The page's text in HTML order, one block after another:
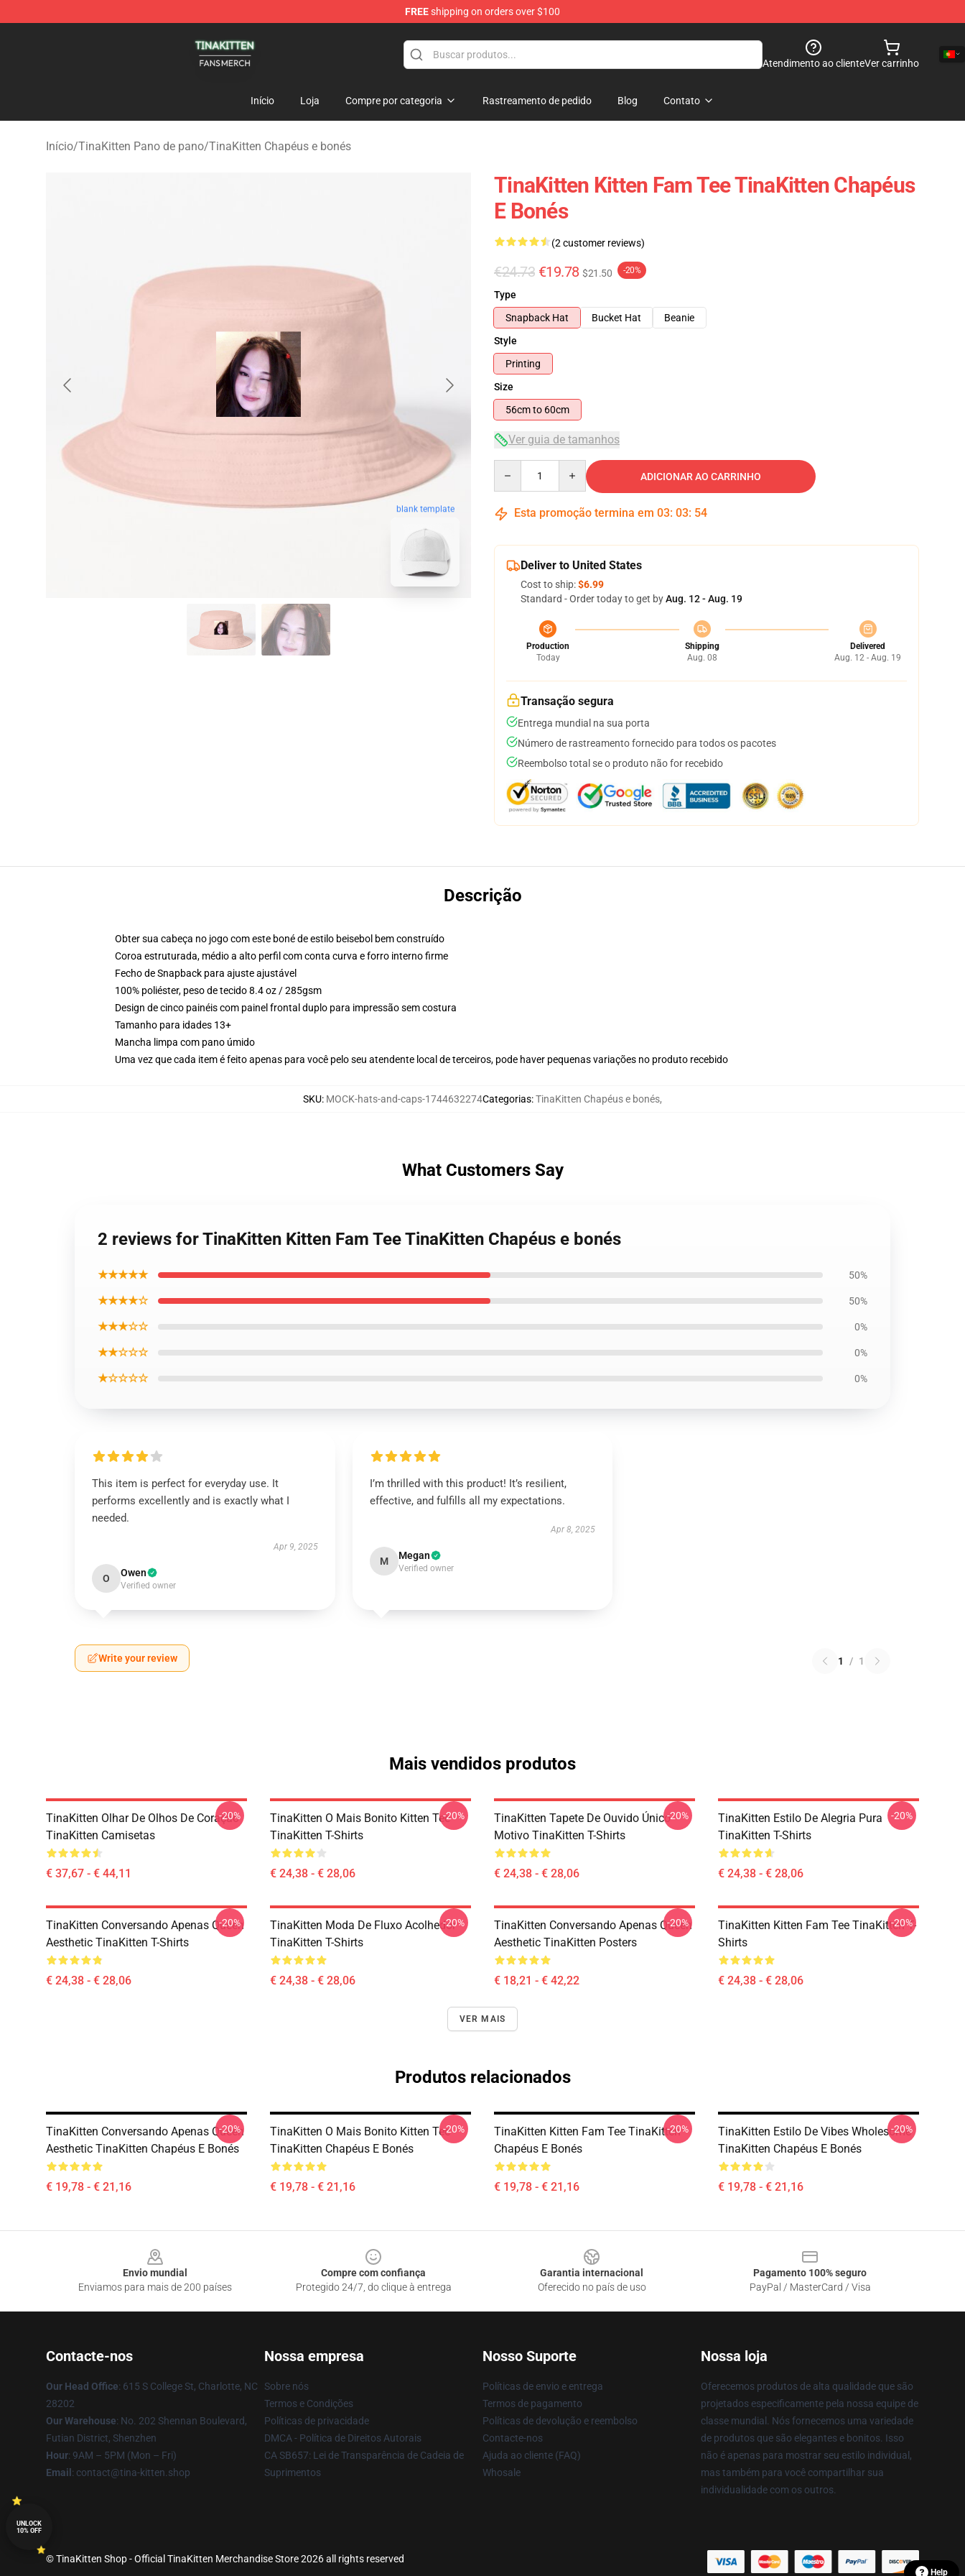
FREEshipping on orders over $100
Atendimento ao clienteVer carrinho
Início Loja Compre por categoria Rastreamento de pedido Blog Contato
Início/TinaKitten Pano de pano/TinaKitten Chapéus e bonés
blank template
TinaKitten Kitten Fam Tee TinaKitten Chapéus
E Bonés
(2 customer reviews)
€24.73 €19.78 $21.50 -20%
Type
Snapback Hat
Bucket Hat
Beanie
Style
Printing
Size
56cm to 60cm
Ver guia de tamanhos
ADICIONAR AO CARRINHO
Esta promoção termina em 03: 03: 53
Deliver to United States
Cost to ship:$6.99
Standard - Order today to get byAug. 12 - Aug. 19
Production
Today
Shipping
Aug. 08
Delivered
Aug. 12 - Aug. 19
Transação segura
Entrega mundial na sua porta
Número de rastreamento fornecido para todos os pacotes
Reembolso total se o produto não for recebido
Descrição
Obter sua cabeça no jogo com este boné de estilo beisebol bem construído
Coroa estruturada, médio a alto perfil com conta curva e forro interno firme
Fecho de Snapback para ajuste ajustável
100% poliéster, peso de tecido 8.4 oz / 285gsm
Design de cinco painéis com painel frontal duplo para impressão sem costura
Tamanho para idades 13+
Mancha limpa com pano úmido
Uma vez que cada item é feito apenas para você pelo seu atendente local de terceiros, pode haver pequenas variações no produto recebido
SKU: MOCK-hats-and-caps-1744632274Categorias:TinaKitten Chapéus e bonés,
What Customers Say
2 reviews for TinaKitten Kitten Fam Tee TinaKitten Chapéus e bonés
★★★★★ 50%
★★★★☆ 50%
★★★☆☆ 0%
★★☆☆☆ 0%
★☆☆☆☆ 0%
This item is perfect for everyday use. It
performs excellently and is exactly what I
needed.
Apr 9, 2025
O Owen
Verified owner
I’m thrilled with this product! It’s resilient,
effective, and fulfills all my expectations.
Apr 8, 2025
M Megan
Verified owner
Write your review 1 / 1
Mais vendidos produtos
TinaKitten Olhar De Olhos De Coração
TinaKitten Camisetas
€ 37,67 - € 44,11
-20%
TinaKitten O Mais Bonito Kitten Tee
TinaKitten T-Shirts
€ 24,38 - € 28,06
-20%
TinaKitten Tapete De Ouvido Único
Motivo TinaKitten T-Shirts
€ 24,38 - € 28,06
-20%
TinaKitten Estilo De Alegria Pura
TinaKitten T-Shirts
€ 24,38 - € 28,06
-20%
TinaKitten Conversando Apenas Queen
Aesthetic TinaKitten T-Shirts
€ 24,38 - € 28,06
-20%
TinaKitten Moda De Fluxo Acolhedor
TinaKitten T-Shirts
€ 24,38 - € 28,06
-20%
TinaKitten Conversando Apenas Queen
Aesthetic TinaKitten Posters
€ 18,21 - € 42,22
-20%
TinaKitten Kitten Fam Tee TinaKitten T-
Shirts
€ 24,38 - € 28,06
-20%
VER MAIS
Produtos relacionados
TinaKitten Conversando Apenas Queen
Aesthetic TinaKitten Chapéus E Bonés
€ 19,78 - € 21,16
-20%
TinaKitten O Mais Bonito Kitten Tee
TinaKitten Chapéus E Bonés
€ 19,78 - € 21,16
-20%
TinaKitten Kitten Fam Tee TinaKitten
Chapéus E Bonés
€ 19,78 - € 21,16
-20%
TinaKitten Estilo De Vibes Wholesome
TinaKitten Chapéus E Bonés
€ 19,78 - € 21,16
-20%
Envio mundial
Enviamos para mais de 200 países
Compre com confiança
Protegido 24/7, do clique à entrega
Garantia internacional
Oferecido no país de uso
Pagamento 100% seguro
PayPal / MasterCard / Visa
Contacte-nos
Our Head Office: 615 S College St, Charlotte, NC
28202
Our Warehouse: No. 202 Shennan Boulevard,
Futian District, Shenzhen
Hour: 9AM – 5PM (Mon – Fri)
Email : contact@tina-kitten.shop
Nossa empresa
Sobre nós
Termos e Condições
Políticas de privacidade
DMCA - Política de Direitos Autorais
CA SB657: Lei de Transparência de Cadeia de
Suprimentos
Nosso Suporte
Políticas de envio e entrega
Termos de pagamento
Políticas de devolução e reembolso
Contacte-nos
Ajuda ao cliente (FAQ)
Whosale
Nossa loja
Oferecemos produtos de alta qualidade que são
projetados especificamente pela nossa equipe de
classe mundial. Nós fornecemos uma variedade
de produtos que são elegantes e bonitos. Isso
não é apenas para mostrar seu estilo individual,
mas também para você compartilhar sua
individualidade com os outros.
© TinaKitten Shop - Official TinaKitten Merchandise Store 2026 all rights reserved
Help
UNLOCK
10% OFF